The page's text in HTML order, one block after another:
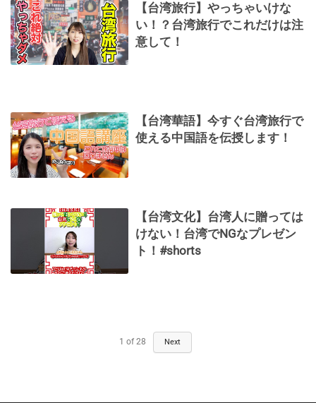
【台湾旅行】やっちゃいけな
い！？台湾旅行でこれだけは注
意して！
【台湾華語】今すぐ台湾旅行で
使える中国語を伝授します！
【台湾文化】台湾人に贈っては
けない！台湾でNGなプレゼン
ト！#shorts
1 of 28 Next